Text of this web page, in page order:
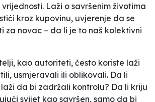
vrijednosti. Laži o savršenim životima
kroz kupovinu, uvjerenje da se
za novac – da li je to naš kolektivni
kao autoriteti, često koriste laži
usmjeravali ili oblikovali. Da li
da bi zadržali kontrolu? Da li kriju
svijet kao savršen, samo da bi